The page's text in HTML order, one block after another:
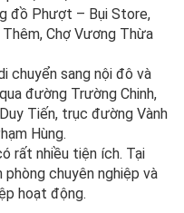
đồ Phượt – Bụi Store,
Thêm, Chợ Vương Thừa
chuyển sang nội đô và
đường Trường Chinh,
Tiến, trục đường Vành
Hùng.
rất nhiều tiện ích. Tại
chuyên nghiệp và
hoạt động.